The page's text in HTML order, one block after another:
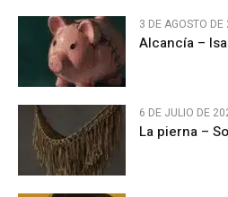
3 DE AGOSTO
Alcancía –
6 DE JULIO DE
La pierna –